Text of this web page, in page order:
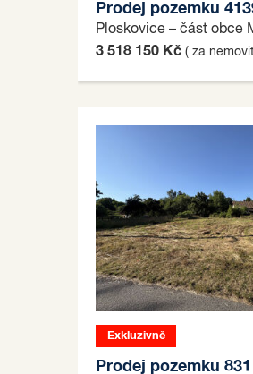
Prodej pozemku
Ploskovice – část obce
3 518 150 Kč ( za
Exkluzivně
Prodej pozemku